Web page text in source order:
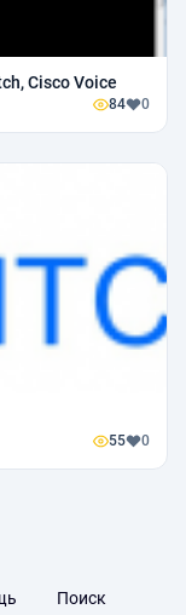
Cisco Voice
84 0
55 0
Поиск